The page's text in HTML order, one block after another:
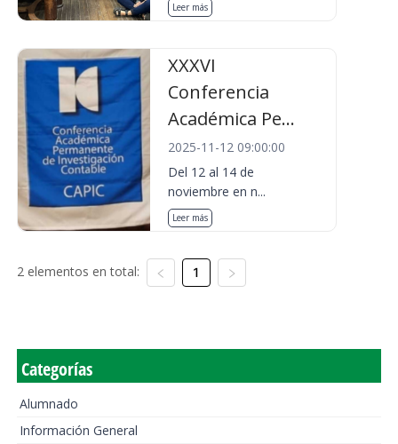
Leer más
XXXVI
Conferencia
Académica Pe...
2025-11-12 09:00:00
Del 12 al 14 de
noviembre en n...
Leer más
2 elementos en total: 1
Categorías
Alumnado
Información General